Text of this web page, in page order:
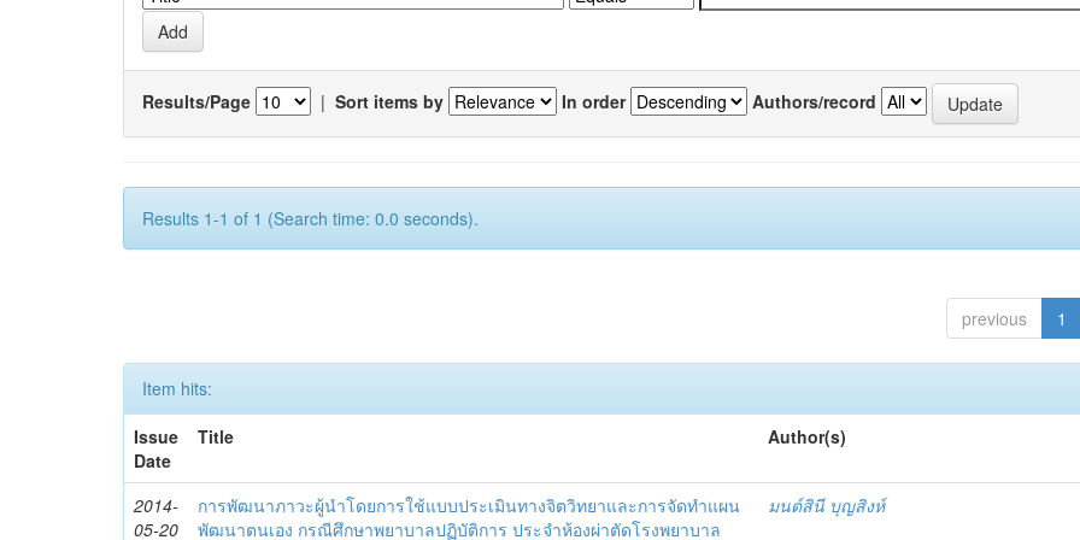
Results/Page | Sort items by In order Authors/record
Results 1-1 of 1 (Search time: 0.0 seconds).
previous 1
Item hits:
Issue
Date
Title Author(s)
2014-
05-20
การพัฒนาภาวะผู้นำโดยการใช้แบบประเมินทางจิตวิทยาและการจัดทำแผน
พัฒนาตนเอง กรณีศึกษาพยาบาลปฏิบัติการ ประจำห้องผ่าตัดโรงพยาบาล
มนต์สินี บุญสิงห์